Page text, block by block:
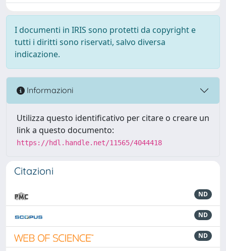
I documenti in IRIS sono protetti da copyright e
tutti i diritti sono riservati, salvo diversa
indicazione.
Informazioni
Utilizza questo identificativo per citare o creare un
link a questo documento:
https://hdl.handle.net/11565/4044418
Citazioni
ND
ND
ND